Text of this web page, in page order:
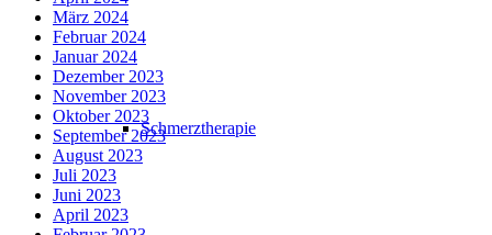
Schmerztherapie
März 2024
Februar 2024
Januar 2024
Dezember 2023
November 2023
Oktober 2023
September 2023
August 2023
Juli 2023
Juni 2023
April 2023